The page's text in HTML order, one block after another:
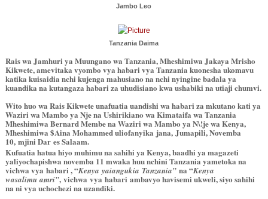
Jambo Leo
Tanzania Daima
Rais wa Jamhuri ya Muungano wa Tanzania, Mheshimiwa Jakaya Mrisho
Kikwete, amevitaka vyombo vya habari vya Tanzania kuonesha ukomavu
katika kuisaidia nchi kujenga mahusiano na nchi nyingine badala ya
kuandika na kutangaza habari za uhudisiano kwa ushabiki na utiaji chumvi.
Wito huo wa Rais Kikwete unafuatia uandishi wa habari za mkutano kati ya
Waziri wa Mambo ya Nje na Ushirikiano wa Kimataifa wa Tanzania
Mheshimiwa Bernard Membe na Waziri wa Mambo ya N\!je wa Kenya,
Mheshimiwa $Aina Mohammed uliofanyika jana, Jumapili, Novemba
10, mjini Dar es Salaam.
Kufuatia hatua hiyo muhimu na sahihi ya Kenya, baadhi ya magazeti
yaliyochapishwa novemba 11 mwaka huu nchini Tanzania yametoka na
vichwa vya habari , “Kenya yaiangukia Tanzania” na “Kenya
wasalimu amri”, vichwa vya habari ambavyo havisemi ukweli, siyo sahihi
na ni vya uchochezi na uzandiki.